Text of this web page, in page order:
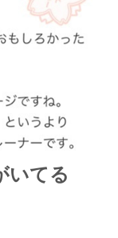
いてる